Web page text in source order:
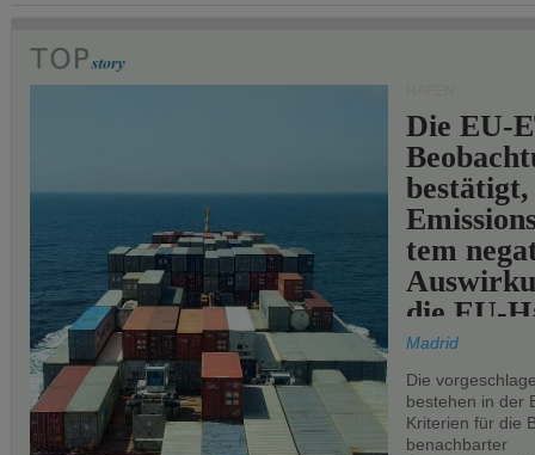
Die EU-
bestätigt,
tem
die EU-
Madrid
Die
bestehen in der
Kriterien für die
benachbarter